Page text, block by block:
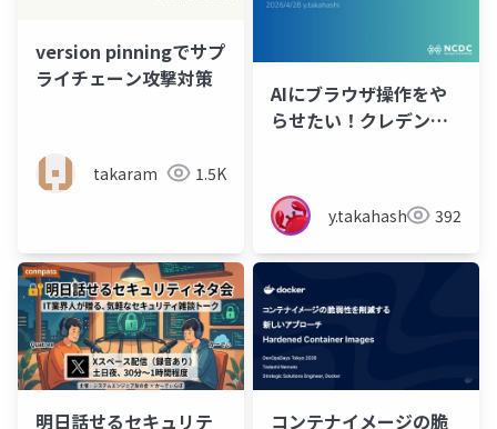
version pinningでサプ
ライチェーン攻撃対策
takaram 1.5K
AIにブラウザ操作をや
らせたい！クレデンシ
y.takahashi 392
明日話せるセキュリテ
コンテナイメージの脆